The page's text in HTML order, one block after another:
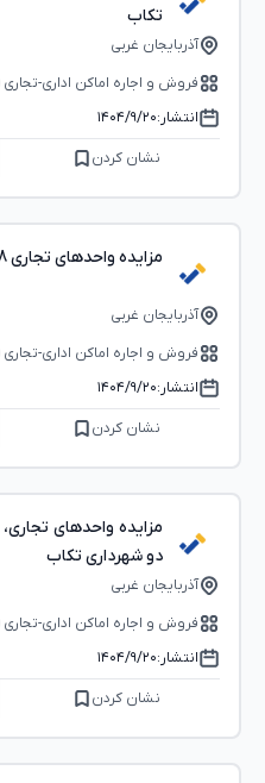
تکاب
آذربایجان غربی
فروش و اجاره اماکن اداری-
انتشار:۱۴۰۴/۹/۲۰
نشان کردن
مزایده واحدهای تجاری 18 متری واقع در میدان قلم تکاب
آذربایجان غربی
فروش و اجاره اماکن اداری-
انتشار:۱۴۰۴/۹/۲۰
نشان کردن
مزایده واحدهای
دو شهرداری تکاب
آذربایجان غربی
فروش و اجاره اماکن اداری-
انتشار:۱۴۰۴/۹/۲۰
نشان کردن